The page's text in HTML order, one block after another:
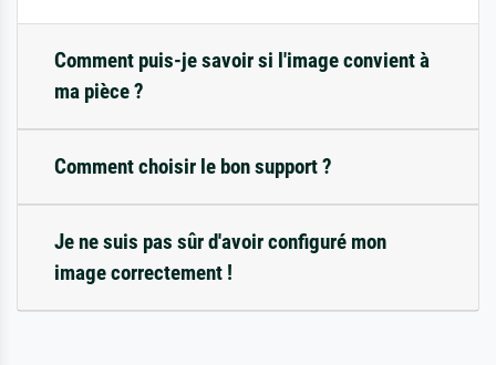
Comment puis-je savoir si l'image convient à
ma pièce ?
Comment choisir le bon support ?
Je ne suis pas sûr d'avoir configuré mon
image correctement !